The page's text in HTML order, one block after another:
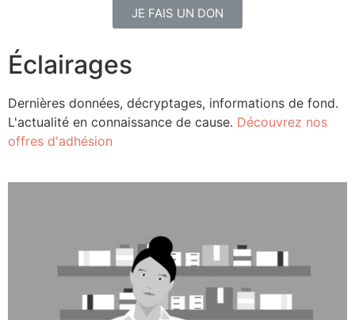
JE FAIS UN DON
Éclairages
Dernières données, décryptages, informations de fond.
L'actualité en connaissance de cause. Découvrez nos
offres d'adhésion